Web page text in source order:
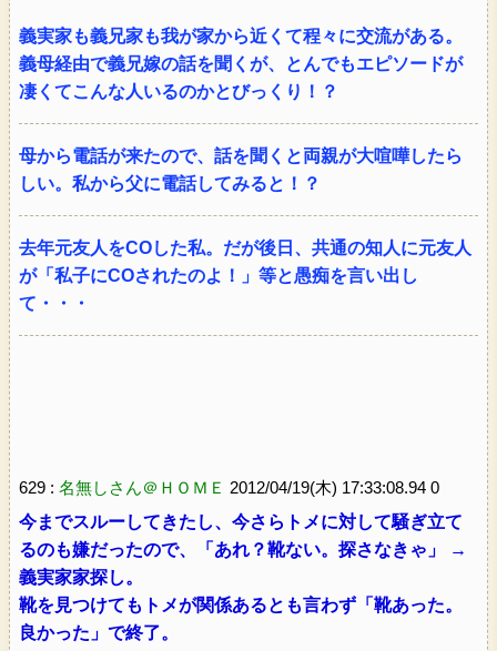
義実家も義兄家も我が家から近くて程々に交流がある。
義母経由で義兄嫁の話を聞くが、とんでもエピソードが
凄くてこんな人いるのかとびっくり！？
母から電話が来たので、話を聞くと両親が大喧嘩したら
しい。私から父に電話してみると！？
去年元友人をCOした私。だが後日、共通の知人に元友人
が「私子にCOされたのよ！」等と愚痴を言い出し
て・・・
629 : 名無しさん＠ＨＯＭＥ 2012/04/19(木) 17:33:08.94 0
今までスルーしてきたし、今さらトメに対して騒ぎ立て
るのも嫌だったので、「あれ？靴ない。探さなきゃ」 →
義実家家探し。
靴を見つけてもトメが関係あるとも言わず「靴あった。
良かった」で終了。